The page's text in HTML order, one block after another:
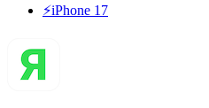
⚡️iPhone 17